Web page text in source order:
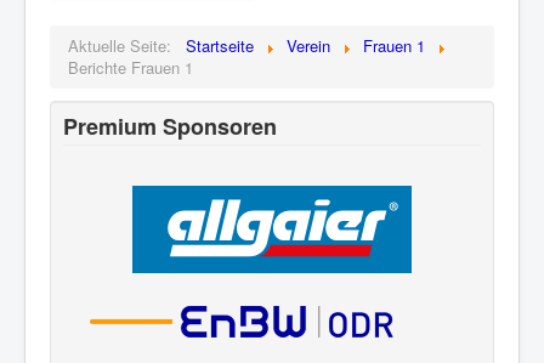
Aktuelle Seite: Startseite Verein
Frauen 1
Berichte Frauen 1
Premium Sponsoren